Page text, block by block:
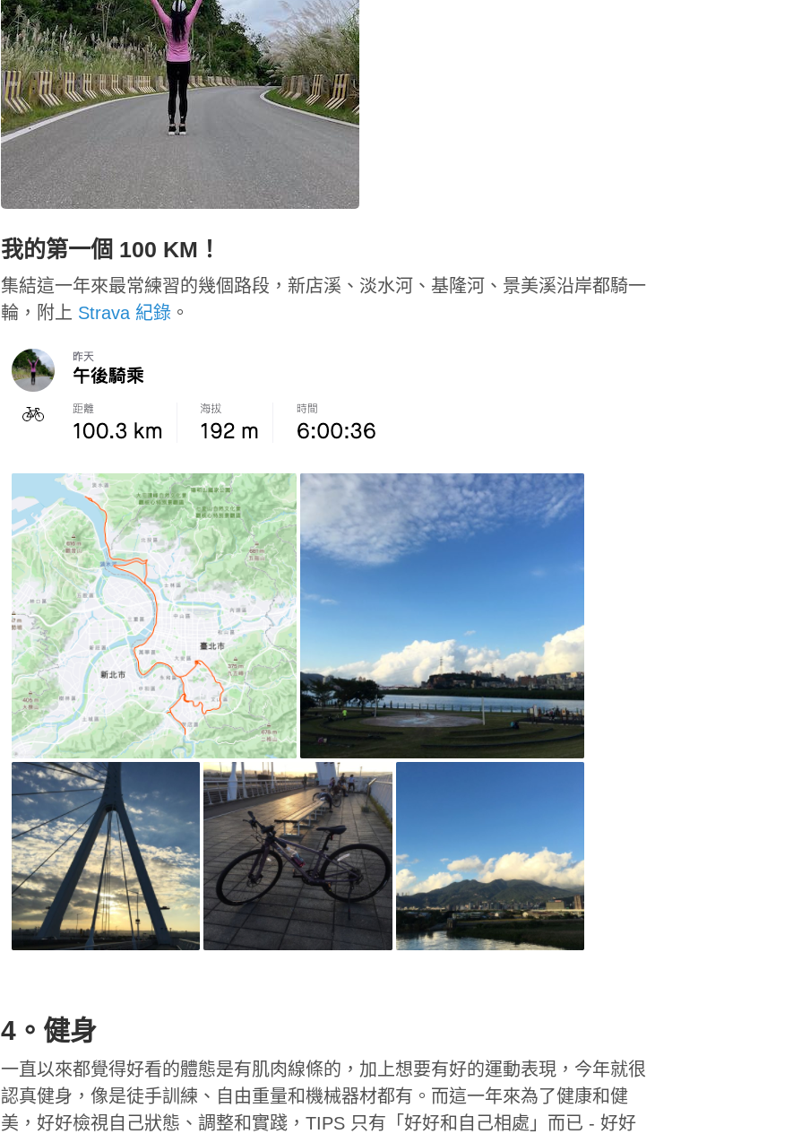
我的第一個 100 KM！
集結這一年來最常練習的幾個路段，新店溪、淡水河、基隆河、景美溪沿岸都騎一
輪，附上 Strava 紀錄 。
4。健身
一直以來都覺得好看的體態是有肌肉線條的，加上想要有好的運動表現，今年就很
認真健身，像是徒手訓練、自由重量和機械器材都有。而這一年來為了健康和健
美，好好檢視自己狀態、調整和實踐，TIPS 只有「好好和自己相處」而已 - 好好